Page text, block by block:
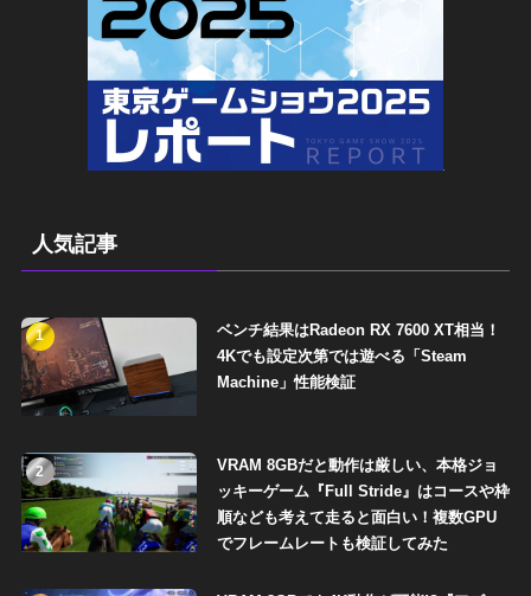
人気記事
1
ベンチ結果はRadeon RX 7600 XT相当！
4Kでも設定次第では遊べる「Steam
Machine」性能検証
2
VRAM 8GBだと動作は厳しい、本格ジョ
ッキーゲーム『Full Stride』はコースや枠
順なども考えて走ると面白い！複数GPU
でフレームレートも検証してみた